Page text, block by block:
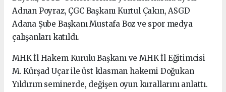
Adnan Poyraz, ÇGC Başkanı Kurtul Çakın, ASGD
Adana Şube Başkanı Mustafa Boz ve spor medya
çalışanları katıldı.
MHK İl Hakem Kurulu Başkanı ve MHK İl Eğitimcisi
M. Kürşad Uçar ile üst klasman hakemi Doğukan
Yıldırım seminerde, değişen oyun kurallarını anlattı.